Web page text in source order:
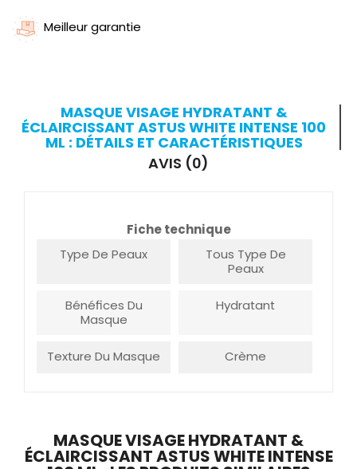
Meilleur garantie
MASQUE VISAGE HYDRATANT &
ÉCLAIRCISSANT ASTUS WHITE INTENSE 100
ML : DÉTAILS ET CARACTÉRISTIQUES
AVIS (0)
Fiche technique
Type De Peaux
Tous Type De
Peaux
Bénéfices Du
Masque
Hydratant
Texture Du Masque Crème
MASQUE VISAGE HYDRATANT &
ÉCLAIRCISSANT ASTUS WHITE INTENSE